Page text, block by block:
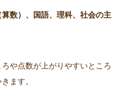
数）、国語、理科、社会の主
や点数が上がりやすいところ
ます。